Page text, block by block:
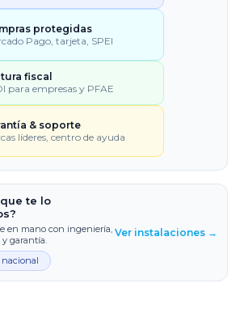
protegidas
Pago, tarjeta, SPEI
fiscal
para empresas y PFAE
& soporte
líderes, centro de ayuda
te lo
en mano con ingeniería,
y garantía.
nacional
Ver instalaciones →